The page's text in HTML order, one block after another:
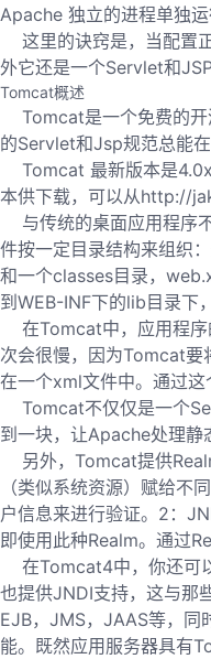
Apache 独立的进程单独运
这里的诀窍是，当配置
外它还是一个Servlet和
Tomcat概述
Tomcat是一个免费的开
的Servlet和Jsp规范总能
Tomcat 最新版本是
本供下载，可以从http://
与传统的桌面应用程序
件按一定目录结构来组织
和一个classes目录，
到WEB-INF下的lib目录下
在Tomcat中，应用程序
次会很慢，因为Tomcat要
在一个xml文件中。通过这
Tomcat不仅仅是一个
到一块，让Apache处理
另外，Tomcat提供
（类似系统资源）赋给
户信息来进行验证。2：
即使用此种Realm。通过
在Tomcat4中，你还可
也提供JNDI支持，这与那
EJB，JMS，JAAS等，同
能。既然应用服务器具有